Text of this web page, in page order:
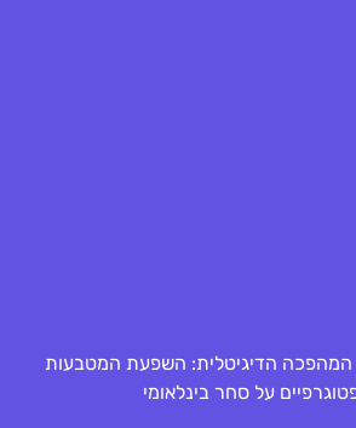
המהפכה הדיגיטלית: השפעת המטבעות
על סחר בינלאומי